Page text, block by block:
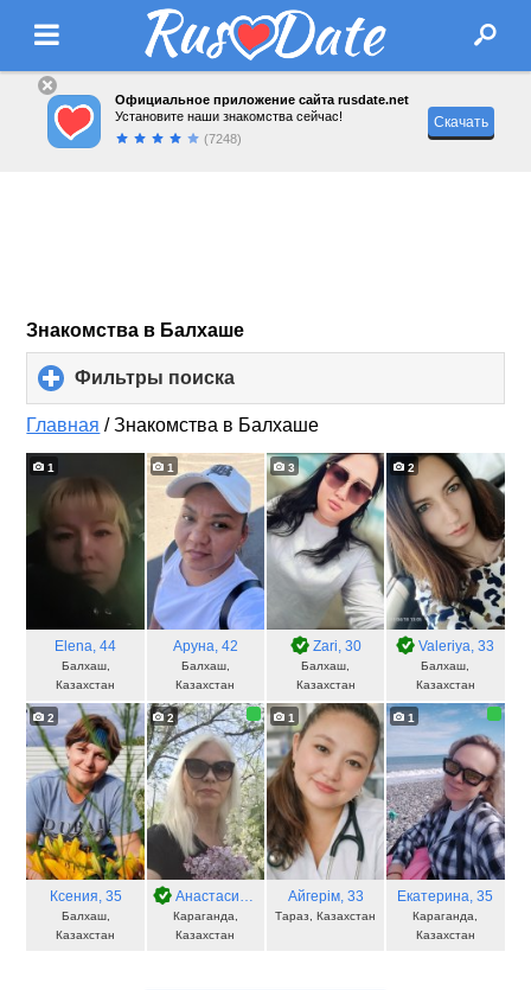
Официальное приложение сайта rusdate.net
Установите наши знакомства сейчас!
(7248)
Скачать
Знакомства в Балхаше
Фильтры поиска
to
expand
contents
Главная /Знакомства в Балхаше
1
Elena, 44
Балхаш,
Казахстан
1
Аруна, 42
Балхаш,
Казахстан
3
Zari, 30
Балхаш,
Казахстан
2
Valeriya, 33
Балхаш,
Казахстан
2
Ксения, 35
Балхаш,
Казахстан
2
Анастасия , 45
Караганда,
Казахстан
1
Айгерім, 33
Тараз, Казахстан
1
Екатерина, 35
Караганда,
Казахстан